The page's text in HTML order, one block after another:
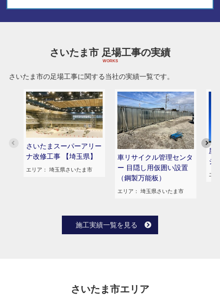
さいたま市 足場工事の実績
さいたま市の足場工事に関する当社の実績一覧です。
さいたまスーパーアリー
ナ改修工事 【埼玉県】
エリア ： 埼玉県さいたま市
車リサイクル管理センタ
ー 目隠し用仮囲い設置
（鋼製万能板）
エリア ： 埼玉県さいたま市
屋
ジ
エ
施工実績一覧を見る
さいたま市エリア